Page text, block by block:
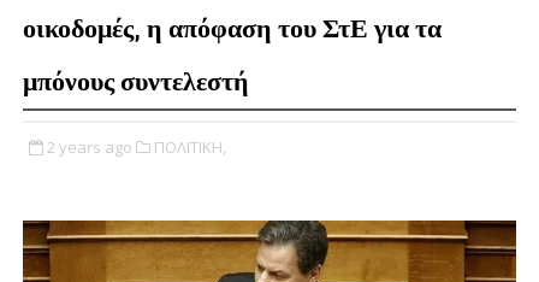
οικοδομές, η απόφαση του ΣτΕ για τα
μπόνους συντελεστή
2 years ago ΠΟΛΙΤΙΚΗ,